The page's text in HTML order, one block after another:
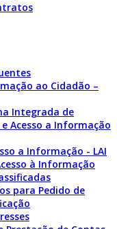
ao Cidadão –
Integrada de
Acesso a Informação
a Informação - LAI
à Informação
para Pedido de